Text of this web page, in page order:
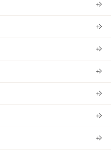
＋
＋
＋
＋
＋
＋
＋